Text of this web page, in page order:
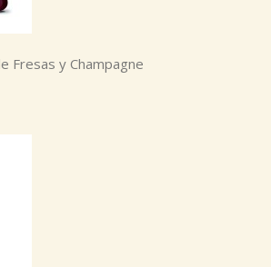
Fresas y Champagne